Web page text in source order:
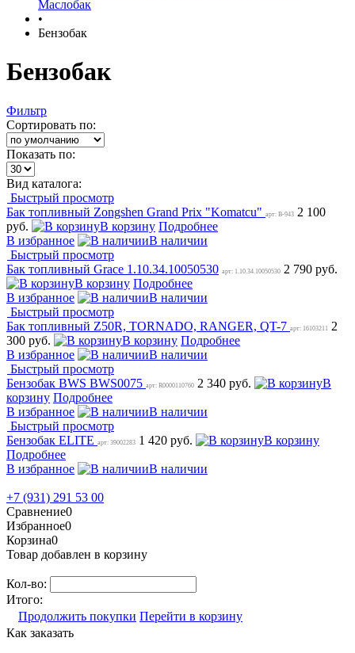
Маслобак
•
Бензобак
Бензобак
Фильтр
Сортировать по:
Показать по:
Вид каталога:
Быстрый просмотр
Бак топливный Zongshen Grand Prix "Komatcu" арт: B-943 2 100
руб.
В корзину Подробнее
В избранное
В наличии
Быстрый просмотр
Бак топливный Grace 1.10.34.10050530 арт: 1.10.34.10050530 2 790 руб.
В корзину Подробнее
В избранное
В наличии
Быстрый просмотр
Бак топливный Z50R, TORNADO, RANGER, QT-7 арт: 16103211 2
300 руб.
В корзину Подробнее
В избранное
В наличии
Быстрый просмотр
Бензобак BWS BWS0075 арт: R0000110760 2 340 руб.
В
корзину Подробнее
В избранное
В наличии
Быстрый просмотр
Бензобак ELITE арт: 39002283 1 420 руб.
В корзину
Подробнее
В избранное
В наличии
+7 (931) 291 53 00
Сравнение0
Избранное0
Корзина0
Товар добавлен в корзину
Кол-во:
Итого:
Продолжить покупки Перейти в корзину
Как заказать